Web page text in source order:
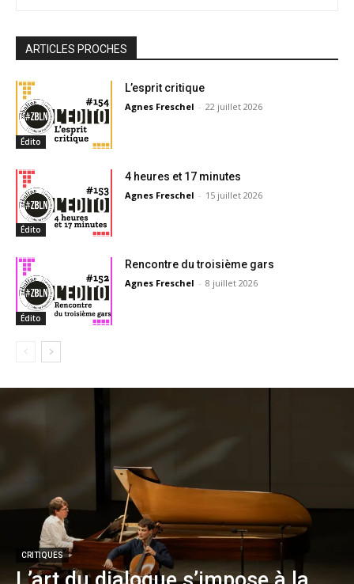
ARTICLES PROCHES
Édito
L’esprit critique
Agnes Freschel - 22 juillet 2026
Édito
4 heures et 17 minutes
Agnes Freschel - 15 juillet 2026
Édito
Rencontre du troisième gars
Agnes Freschel - 8 juillet 2026
CRITIQUES